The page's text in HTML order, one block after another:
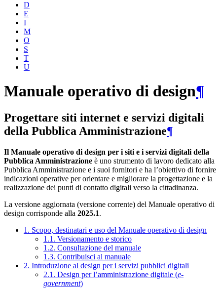
D
E
I
M
O
S
T
U
Manuale operativo di design¶
Progettare siti internet e servizi digitali
della Pubblica Amministrazione¶
Il Manuale operativo di design per i siti e i servizi digitali della
Pubblica Amministrazione è uno strumento di lavoro dedicato alla
Pubblica Amministrazione e i suoi fornitori e ha l’obiettivo di fornire
indicazioni operative per orientare e migliorare la progettazione e la
realizzazione dei punti di contatto digitali verso la cittadinanza.
La versione aggiornata (versione corrente) del Manuale operativo di
design corrisponde alla 2025.1.
1. Scopo, destinatari e uso del Manuale operativo di design
1.1. Versionamento e storico
1.2. Consultazione del manuale
1.3. Contribuisci al manuale
2. Introduzione al design per i servizi pubblici digitali
2.1. Design per l’amministrazione digitale (e-
government)